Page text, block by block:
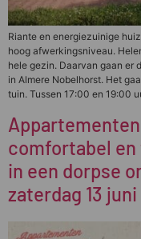
Riante en energiezuinige
hoog afwerkingsniveau.
hele gezin. Daarvan gaan er
in Almere Nobelhorst. Het
tuin. Tussen 17:00 en 19:00
comfortabel
in een dorpse
zaterdag 13